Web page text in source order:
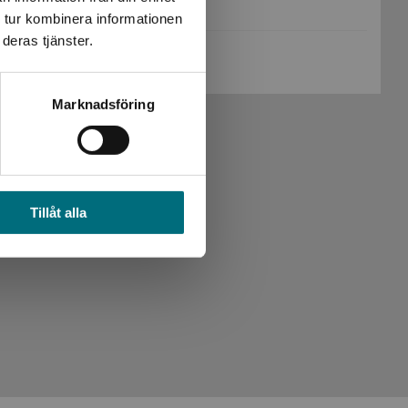
kombinera informationen
tjänster.
Marknadsföring
Tillåt alla
Sidantal:
48